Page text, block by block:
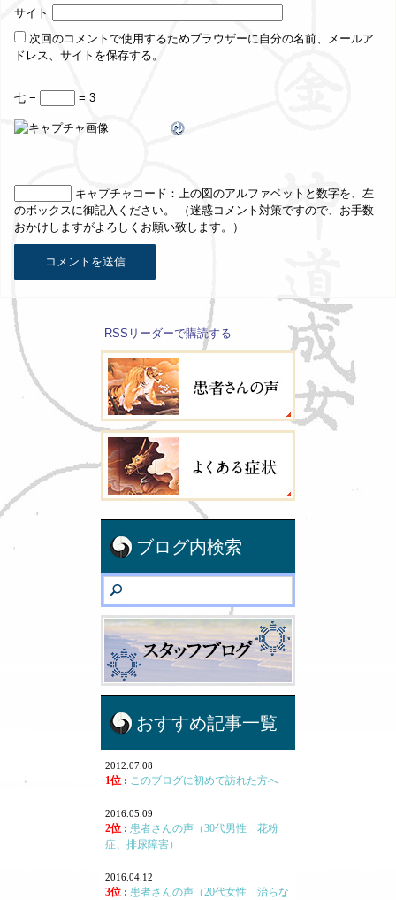
サイト
次回のコメントで使用するためブラウザーに自分の名前、メールア
ドレス、サイトを保存する。
七 − = 3
キャプチャコード ：上の図のアルファベットと数字を、左
のボックスに御記入ください。 （迷惑コメント対策ですので、お手数
おかけしますがよろしくお願い致します。）
RSSリーダーで購読する
ブログ内検索
おすすめ記事一覧
2012.07.08
1位 : このブログに初めて訪れた方へ
2016.05.09
2位 : 患者さんの声（30代男性 花粉
症、排尿障害）
2016.04.12
3位 : 患者さんの声（20代女性 治らな